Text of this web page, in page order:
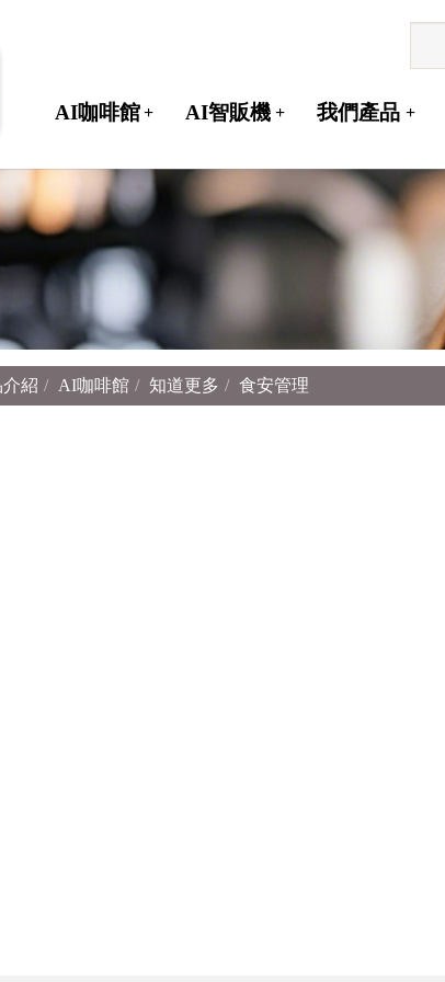
AI咖啡館 + AI智販機 + 我們產品 +
紹 AI咖啡館 知道更多 食安管理